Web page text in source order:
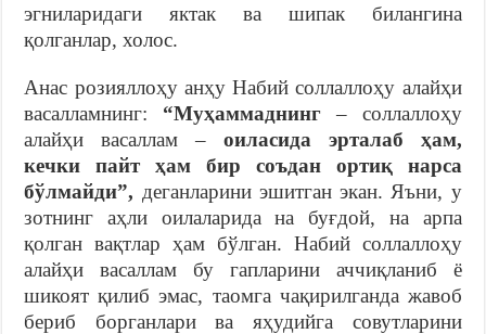
эгниларидаги яктак ва шипак билангина
қолганлар, холос.
Анас розияллоҳу анҳу Набий соллаллоҳу алайҳи
васалламнинг: “Муҳаммаднинг– соллаллоҳу
алайҳи васаллам – оиласида эрталаб ҳам,
кечки пайт ҳам бир соъдан ортиқ нарса
бўлмайди”, деганларини эшитган экан. Яъни, у
зотнинг аҳли оилаларида на буғдой, на арпа
қолган вақтлар ҳам бўлган. Набий соллаллоҳу
алайҳи васаллам бу гапларини аччиқланиб ё
шикоят қилиб эмас, таомга чақирилганда жавоб
бериб борганлари ва яҳудийга совутларини